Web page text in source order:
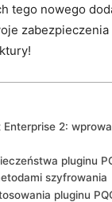
tego ⁢nowego
zabezpieczenia
​Enterprise 2:⁤
pluginu
szyfrowania
pluginu